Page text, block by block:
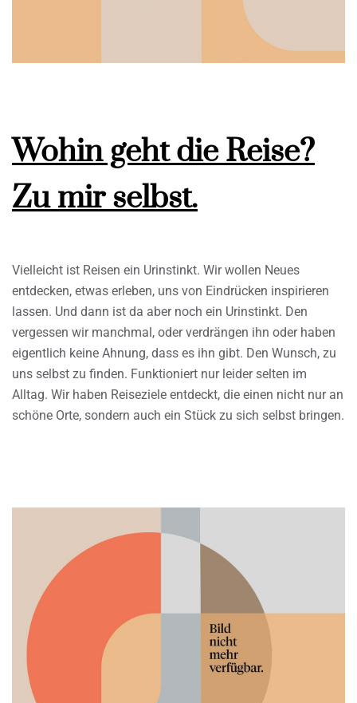
Wohin geht die Reise?
Zu mir selbst.
Vielleicht ist Reisen ein Urinstinkt. Wir wollen Neues
entdecken, etwas erleben, uns von Eindrücken inspirieren
lassen. Und dann ist da aber noch ein Urinstinkt. Den
vergessen wir manchmal, oder verdrängen ihn oder haben
eigentlich keine Ahnung, dass es ihn gibt. Den Wunsch, zu
uns selbst zu finden. Funktioniert nur leider selten im
Alltag. Wir haben Reiseziele entdeckt, die einen nicht nur an
schöne Orte, sondern auch ein Stück zu sich selbst bringen.